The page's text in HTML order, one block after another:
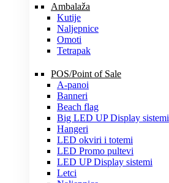
Ambalaža
Kutije
Naljepnice
Omoti
Tetrapak
POS/Point of Sale
A-panoi
Banneri
Beach flag
Big LED UP Display sistemi
Hangeri
LED okviri i totemi
LED Promo pultevi
LED UP Display sistemi
Letci